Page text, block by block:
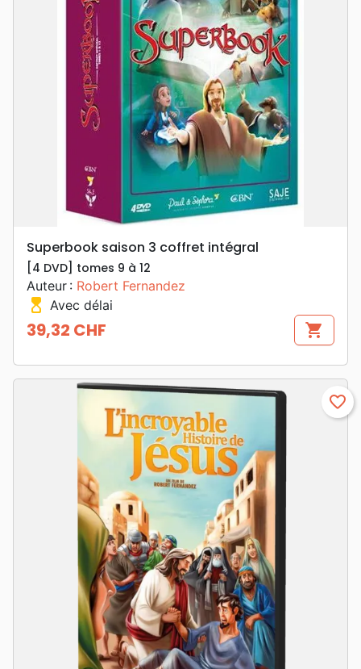
Superbook saison 3 coffret intégral
[4 DVD] tomes 9 à 12
Auteur : Robert Fernandez
hourglass_top Avec délai
Prix
39,32 CHF shopping_cart
favorite_border